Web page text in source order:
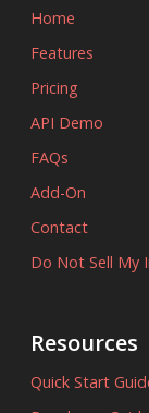
Home
Features
Pricing
API Demo
FAQs
Add-On
Contact
Do Not Sell My
Resources
Quick Start